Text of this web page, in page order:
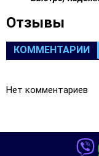
Oтзывы
КОММЕНТАРИИ
Нет комментариев